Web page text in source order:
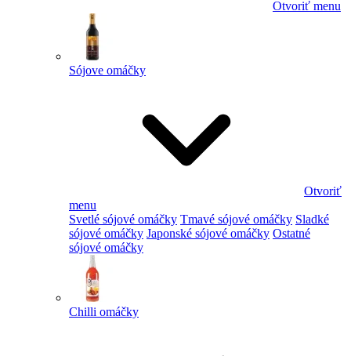
Otvoriť menu
Sójove omáčky
Otvoriť
menu
Svetlé sójové omáčky Tmavé sójové omáčky Sladké
sójové omáčky Japonské sójové omáčky Ostatné
sójové omáčky
Chilli omáčky